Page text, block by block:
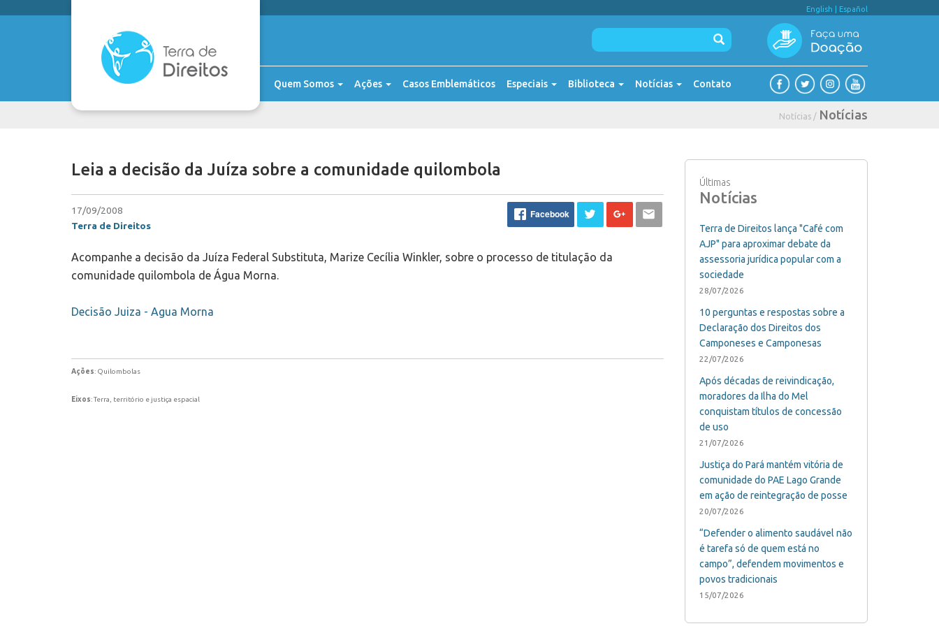
English Español
Quem Somos Ações Casos Emblemáticos Especiais Biblioteca Notícias Contato
Notícias / Notícias
Leia a decisão da Juíza sobre a comunidade quilombola
17/09/2008
Terra de Direitos
Facebook
Acompanhe a decisão da Juíza Federal Substituta, Marize Cecília Winkler, sobre o processo de titulação da
comunidade quilombola de Água Morna.
Decisão Juiza - Agua Morna
Ações: Quilombolas
Eixos: Terra, território e justiça espacial
Últimas
Notícias
Terra de Direitos lança "Café com
AJP" para aproximar debate da
assessoria jurídica popular com a
sociedade
28/07/2026
10 perguntas e respostas sobre a
Declaração dos Direitos dos
Camponeses e Camponesas
22/07/2026
Após décadas de reivindicação,
moradores da Ilha do Mel
conquistam títulos de concessão
de uso
21/07/2026
Justiça do Pará mantém vitória de
comunidade do PAE Lago Grande
em ação de reintegração de posse
20/07/2026
“Defender o alimento saudável não
é tarefa só de quem está no
campo”, defendem movimentos e
povos tradicionais
15/07/2026